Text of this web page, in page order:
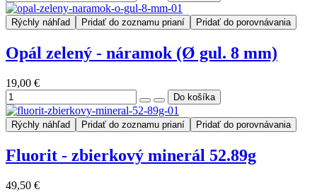
Rýchly náhľad Pridať do zoznamu prianí Pridať do porovnávania
Opál zelený - náramok (Ø gul. 8 mm)
19,00 €
Rýchly náhľad Pridať do zoznamu prianí Pridať do porovnávania
Fluorit - zbierkový minerál 52.89g
49,50 €